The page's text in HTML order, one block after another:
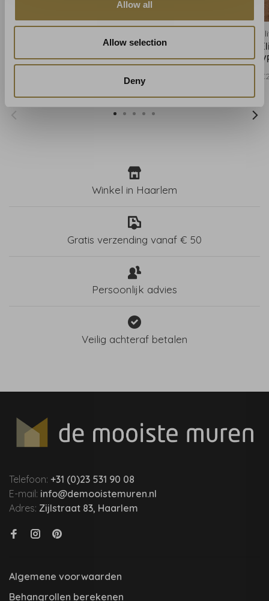
Allow all
Allow selection
Deny
VP94201
Elitis Moshi moshi -
VP94204
Winkel in Haarlem
Gratis verzending vanaf € 50
Persoonlijk advies
Veilig achteraf betalen
Telefoon: +31 (0)23 531 90 08
E-mail: info@demooistemuren.nl
Adres: Zijlstraat 83, Haarlem
Algemene voorwaarden
Behangrollen berekenen